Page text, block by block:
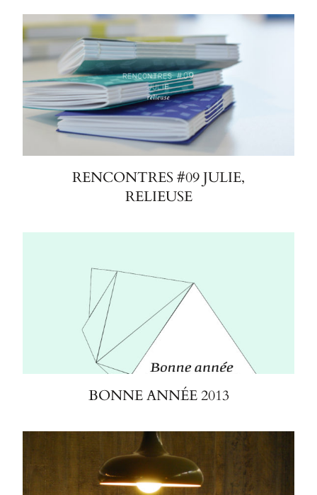
RENCONTRES #09 JULIE,
RELIEUSE
BONNE ANNÉE 2013